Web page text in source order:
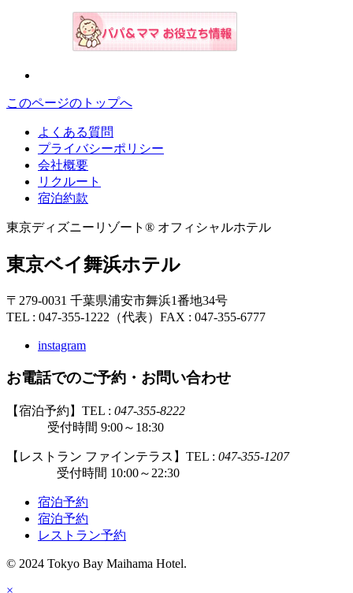
このページのトップへ
よくある質問
プライバシーポリシー
会社概要
リクルート
宿泊約款
東京ディズニーリゾート® オフィシャルホテル
東京ベイ舞浜ホテル
〒279-0031 千葉県浦安市舞浜1番地34号
TEL : 047-355-1222（代表） FAX : 047-355-6777
instagram
お電話でのご予約・お問い合わせ
【宿泊予約】TEL : 047-355-8222
受付時間 9:00～18:30
【レストラン ファインテラス】TEL : 047-355-1207
受付時間 10:00～22:30
宿泊予約
宿泊予約
レストラン予約
© 2024 Tokyo Bay Maihama Hotel.
×